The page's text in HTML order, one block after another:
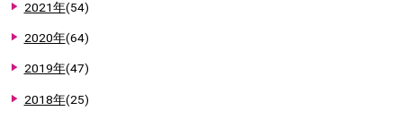
2021年(54)
2020年(64)
2019年(47)
2018年(25)